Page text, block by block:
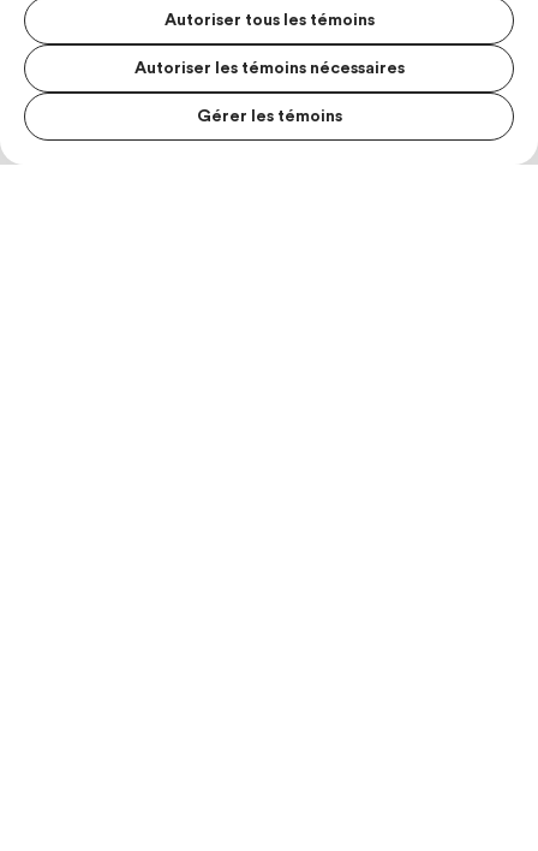
Autoriser tous les témoins
Autoriser les témoins nécessaires
Gérer les témoins
MENU